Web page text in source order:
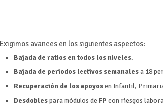
Exigimos avances en los siguientes aspectos:
Bajada de ratios en todos los niveles.
Bajada de periodos lectivos semanalesa 18
Recuperación de los apoyosen Infantil,
Desdoblespara módulos de FP con riesgos